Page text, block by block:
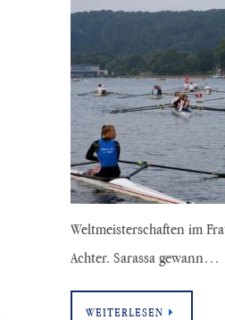
Weltmeisterschaften im
Achter. Sarassa gewann…
WEITERLESEN